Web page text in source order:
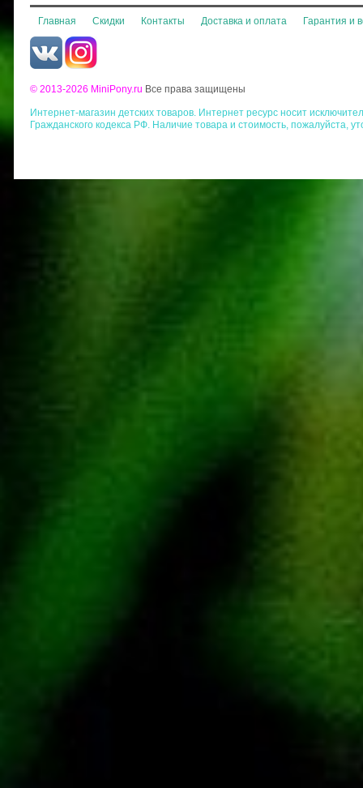
Главная Скидки Контакты Доставка и оплата Гарантия и
© 2013-2026 MiniPony.ru Все права защищены
Интернет-магазин детских товаров. Интернет ресурс носит
Гражданского кодекса РФ. Наличие товара и стоимость, пожалуйста,